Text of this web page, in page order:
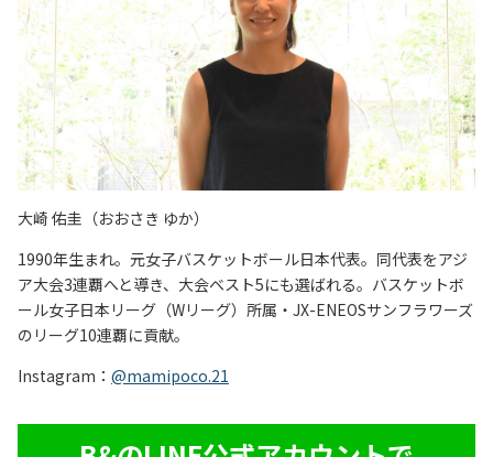
大崎 佑圭（おおさき ゆか）
1990年生まれ。元女子バスケットボール日本代表。同代表をアジ
ア大会3連覇へと導き、大会ベスト5にも選ばれる。バスケットボ
ール女子日本リーグ（Wリーグ）所属・JX-ENEOSサンフラワーズ
のリーグ10連覇に貢献。
Instagram： @mamipoco.21